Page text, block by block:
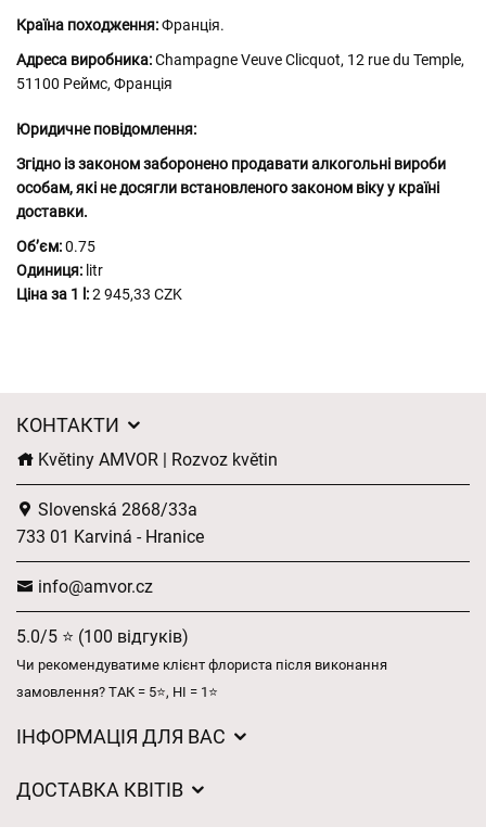
Країна походження:Франція.
Адреса виробника:Champagne Veuve Clicquot, 12 rue du Temple,
51100 Реймс, Франція
Юридичне повідомлення:
Згідно із законом заборонено продавати алкогольні вироби
особам, які не досягли встановленого законом віку у країні
доставки.
Обʼєм:0.75
Одиниця: litr
Ціна за 1 l:2 945,33 CZK
КОНТАКТИ
Květiny AMVOR | Rozvoz květin
Slovenská 2868/33a
733 01 Karviná - Hranice
info@amvor.cz
5.0/5 ⭐ (100 відгуків)
Чи рекомендуватиме клієнт флориста після виконання
замовлення? ТАК = 5⭐, НІ = 1⭐
ІНФОРМАЦІЯ ДЛЯ ВАС
Захист персональних даних
ДОСТАВКА КВІТІВ